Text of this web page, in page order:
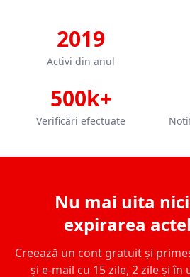
2019
Activi din anul
500k+
Verificări efectuate
Nu mai uita
expirarea
Creează un cont gratuit și
și e-mail cu 15 zile, 2 zile și